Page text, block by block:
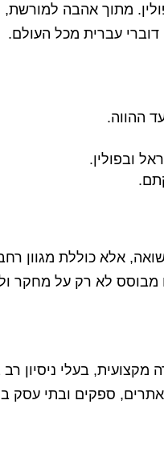
מתוך אהבה
דוברי עברית מכל העולם.
ההווה.
ובפולין.
אלא כוללת מגוון
לא רק על מחקר
בעלי ניסיון
ספקים ובתי עסק